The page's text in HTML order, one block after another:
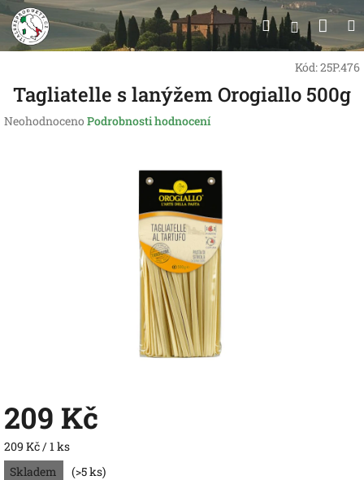
Přejít
na
obsah
Hledat
Kód:25P.476
Tagliatelle s lanýžem Orogiallo 500g
Průměrné
Neohodnoceno Podrobnosti hodnocení
209 Kč
Měrná
cena:
209 Kč / 1 ks
Skladem
(>5 ks)